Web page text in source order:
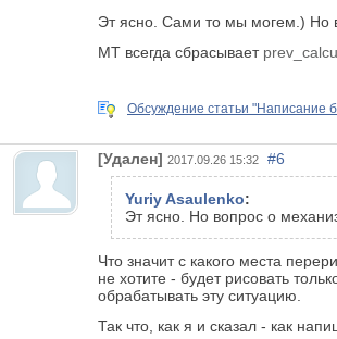
Эт ясно. Сами то мы могем.) Но
МТ всегда сбрасывает
Обсуждение статьи "Написание
[Удален] 2017.09.26 15:32 #6
Yuriy Asaulenko:
Эт ясно. Но вопрос о
Что значит с какого места
не хотите - будет рисовать
обрабатывать эту ситуацию.
Так что, как я и сказал - как